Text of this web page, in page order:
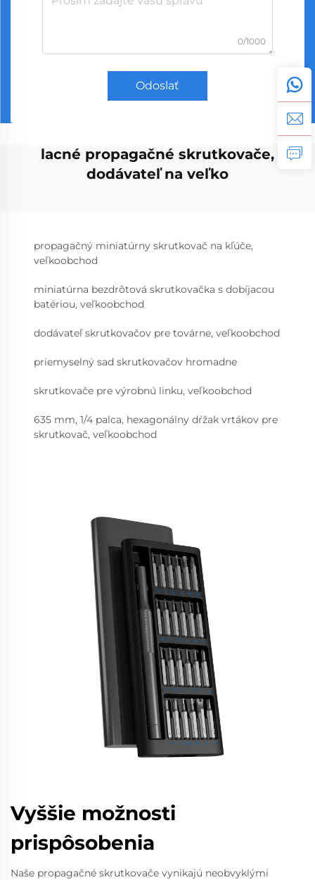
0/1000
Odoslať
lacné propagačné skrutkovače,
dodávateľ na veľko
propagačný miniatúrny skrutkovač na kľúče,
veľkoobchod
miniatúrna bezdrôtová skrutkovačka s dobíjacou
batériou, veľkoobchod
dodávateľ skrutkovačov pre továrne, veľkoobchod
priemyselný sad skrutkovačov hromadne
skrutkovače pre výrobnú linku, veľkoobchod
635 mm, 1/4 palca, hexagonálny dŕžak vrtákov pre
skrutkovač, veľkoobchod
Vyššie možnosti
prispôsobenia
Naše propagačné skrutkovače vynikajú neobvyklými